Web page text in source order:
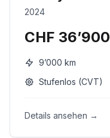
2024
CHF 36’900
9’000 km
Stufenlos (CVT)
Details ansehen →